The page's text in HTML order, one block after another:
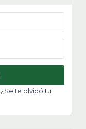
¿Se te olvidó tu